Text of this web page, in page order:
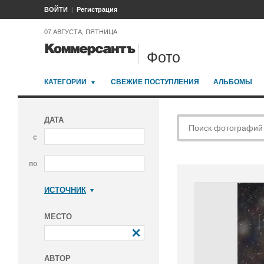
ВОЙТИ Регистрация
07 АВГУСТА, ПЯТНИЦА
Фото
КАТЕГОРИИ СВЕЖИЕ ПОСТУПЛЕНИЯ АЛЬБОМЫ
ДАТА
с
по
ИСТОЧНИК
МЕСТО
АВТОР